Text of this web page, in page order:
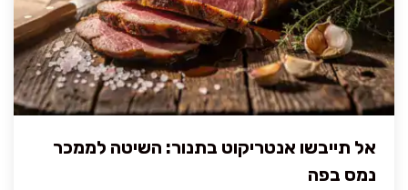
אל תייבשו אנטריקוט בתנור: השיטה לממכר
נמס בפה